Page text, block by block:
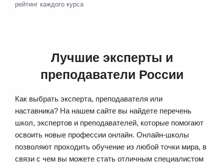
рейтинг каждого курса
Лучшие эксперты и
преподаватели России
Как выбрать эксперта, преподавателя или
наставника? На нашем сайте вы найдете перечень
школ, экспертов и преподавателей, которые помогают
освоить новые профессии онлайн. Онлайн-школы
позволяют проходить обучение из любой точки мира, в
связи с чем вы можете стать отличным специалистом